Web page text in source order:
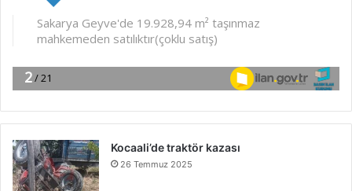
Kocaali’de traktör kazası
26 Temmuz 2025